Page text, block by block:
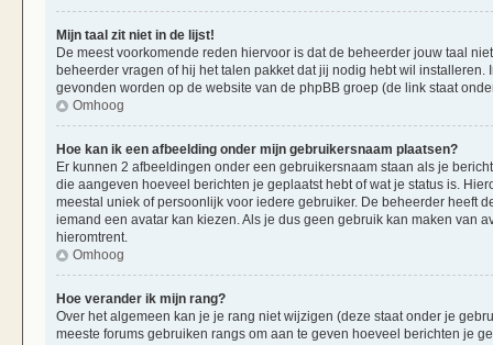
Mijn taal zit niet in de lijst!
De meest voorkomende reden hiervoor is dat de beheerder jouw taal
beheerder vragen of hij het talen pakket dat jij nodig hebt wil
gevonden worden op de website van de phpBB groep (de link staat
Omhoog
Hoe kan ik een afbeelding onder mijn gebruikersnaam plaatsen?
Er kunnen 2 afbeeldingen onder een gebruikersnaam staan als je
die aangeven hoeveel berichten je geplaatst hebt of wat je status is.
meestal uniek of persoonlijk voor iedere gebruiker. De beheerder heeft
iemand een avatar kan kiezen. Als je dus geen gebruik kan maken van
hieromtrent.
Omhoog
Hoe verander ik mijn rang?
Over het algemeen kan je je rang niet wijzigen (deze staat onder je
meeste forums gebruiken rangs om aan te geven hoeveel berichten je